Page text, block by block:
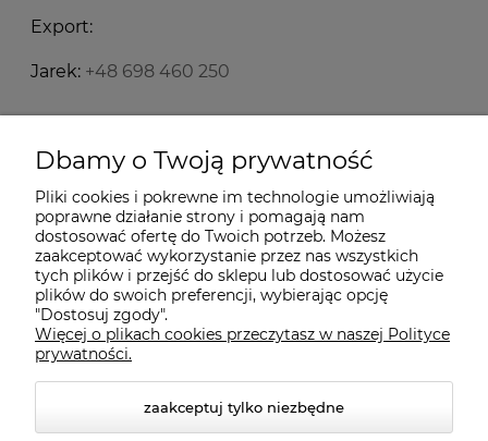
Export:
Jarek: +48 698 460 250
Starecegly.com
Płatności i dostawa
Moje konto
Informacje
Dbamy o Twoją prywatność
Pliki cookies i pokrewne im technologie umożliwiają
poprawne działanie strony i pomagają nam
dostosować ofertę do Twoich potrzeb. Możesz
zaakceptować wykorzystanie przez nas wszystkich
tych plików i przejść do sklepu lub dostosować użycie
plików do swoich preferencji, wybierając opcję
"Dostosuj zgody".
Więcej o plikach cookies przeczytasz w naszej Polityce
prywatności.
zaakceptuj tylko niezbędne